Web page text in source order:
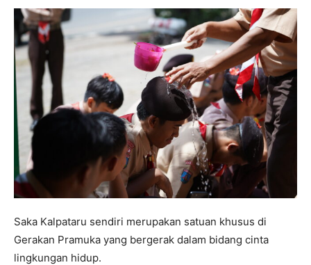
Saka Kalpataru sendiri merupakan satuan khusus di
Gerakan Pramuka yang bergerak dalam bidang cinta
lingkungan hidup.